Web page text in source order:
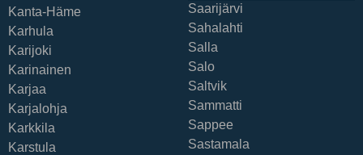
Kanta-Häme
Karhula
Karijoki
Karinainen
Karjaa
Karjalohja
Karkkila
Karstula
Saarijärvi
Sahalahti
Salla
Salo
Saltvik
Sammatti
Sappee
Sastamala